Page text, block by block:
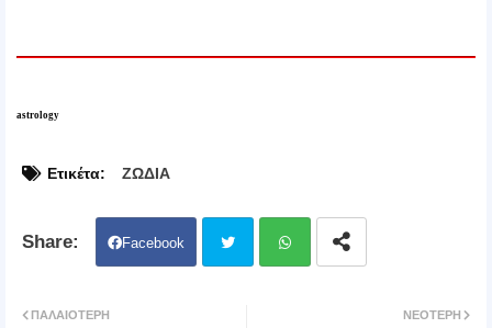
astrology
Ετικέτα: ΖΩΔΙΑ
Facebook
ΝΕΌΤΕΡΗ
ΠΑΛΑΙΌΤΕΡΗ